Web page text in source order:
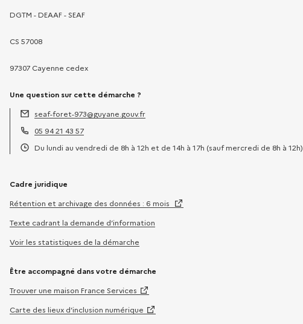
DGTM - DEAAF - SEAF
CS 57008
97307 Cayenne cedex
Une question sur cette démarche ?
Adresse électronique :
seaf-foret-973@guyane.gouv.fr
Téléphone :
05 94 21 43 57
Du lundi au vendredi de 8h à 12h et de 14h à 17h (sauf mercredi de 8h à 12h)
Cadre juridique
Rétention et archivage des données : 6 mois
Texte cadrant la demande d’information
Voir les statistiques de la démarche
Être accompagné dans votre démarche
Trouver une maison France Services
Carte des lieux d’inclusion numérique